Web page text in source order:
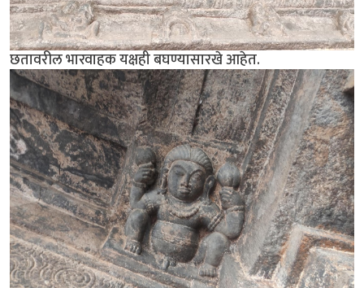
छतावरील भारवाहक यक्षही बघण्यासारखे आहेत.